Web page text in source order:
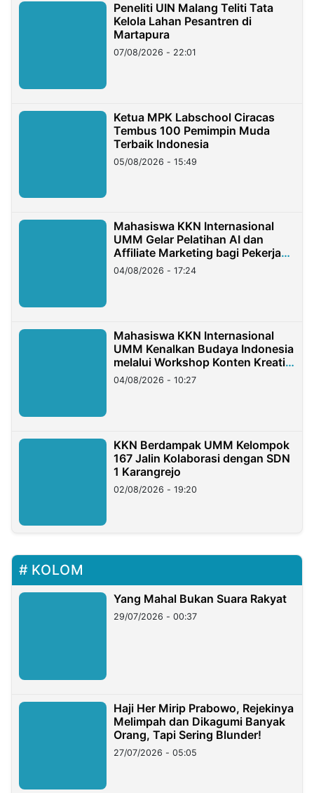
Peneliti UIN Malang Teliti Tata
Kelola Lahan Pesantren di
Martapura
07/08/2026 - 22:01
Ketua MPK Labschool Ciracas
Tembus 100 Pemimpin Muda
Terbaik Indonesia
05/08/2026 - 15:49
Mahasiswa KKN Internasional
UMM Gelar Pelatihan AI dan
Affiliate Marketing bagi Pekerja
Migran Indonesia di Taiwan
04/08/2026 - 17:24
Mahasiswa KKN Internasional
UMM Kenalkan Budaya Indonesia
melalui Workshop Konten Kreatif
di Taiwan
04/08/2026 - 10:27
KKN Berdampak UMM Kelompok
167 Jalin Kolaborasi dengan SDN
1 Karangrejo
02/08/2026 - 19:20
KOLOM
Yang Mahal Bukan Suara Rakyat
29/07/2026 - 00:37
Haji Her Mirip Prabowo, Rejekinya
Melimpah dan Dikagumi Banyak
Orang, Tapi Sering Blunder!
27/07/2026 - 05:05